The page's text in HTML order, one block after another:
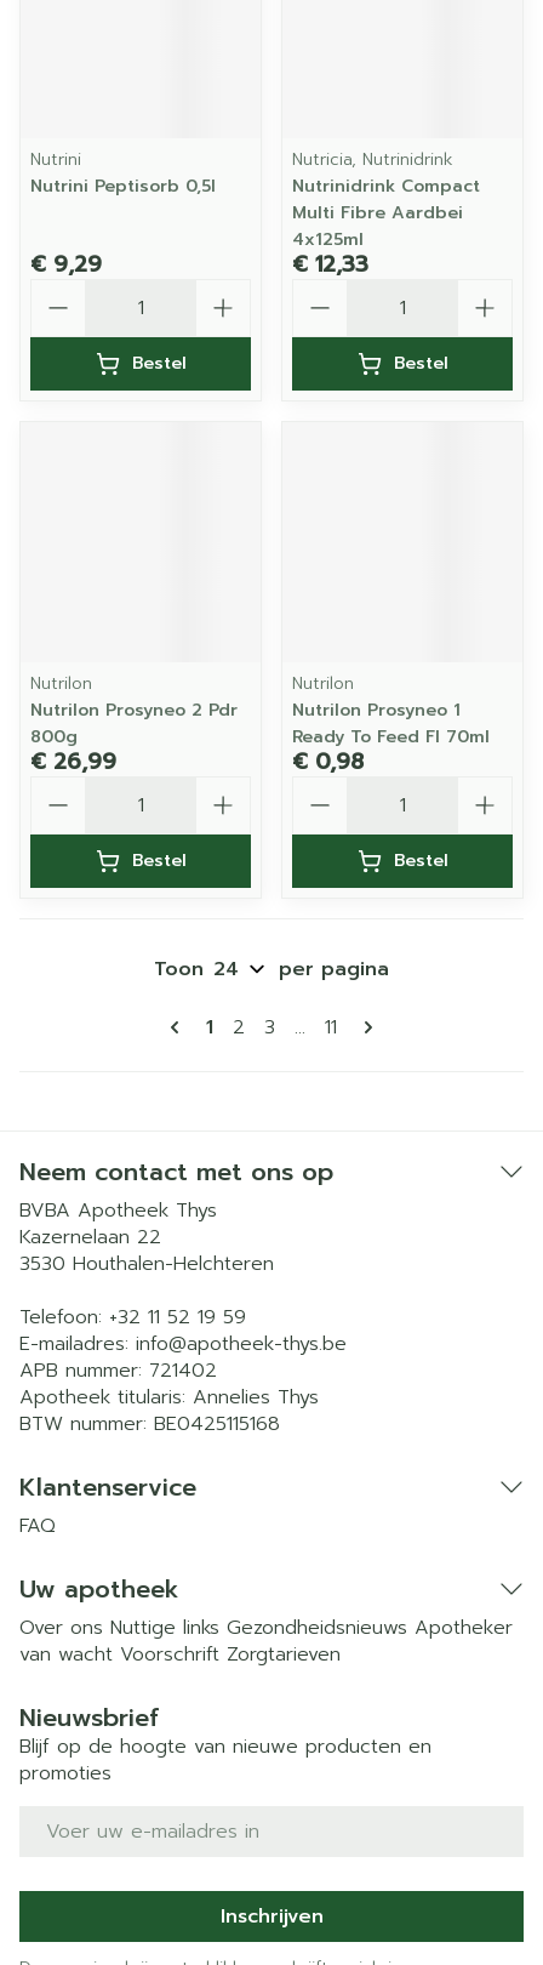
Nutrini
Nutrini Peptisorb 0,5l
€ 9,29
Bestel
Nutricia, Nutrinidrink
Nutrinidrink Compact
Multi Fibre Aardbei
4x125ml
€ 12,33
Bestel
Nutrilon
Nutrilon Prosyneo 2 Pdr
800g
€ 26,99
Bestel
Nutrilon
Nutrilon Prosyneo 1
Ready To Feed Fl 70ml
€ 0,98
Bestel
Pagina's
U lees momenteel pagina
1 Pagina
2 Pagina
3 ... Pagina
11
Toon per pagina
Neem contact met ons op
BVBA Apotheek Thys
Kazernelaan 22
3530 Houthalen-Helchteren
Telefoon: +32 11 52 19 59
E-mailadres: info@apotheek-thys.be
APB nummer: 721402
Apotheek titularis: Annelies Thys
BTW nummer: BE0425115168
Klantenservice
FAQ
Uw apotheek
Over ons Nuttige links Gezondheidsnieuws Apotheker
van wacht Voorschrift Zorgtarieven
Nieuwsbrief
Blijf op de hoogte van nieuwe producten en
promoties
E-mail adres
Inschrijven